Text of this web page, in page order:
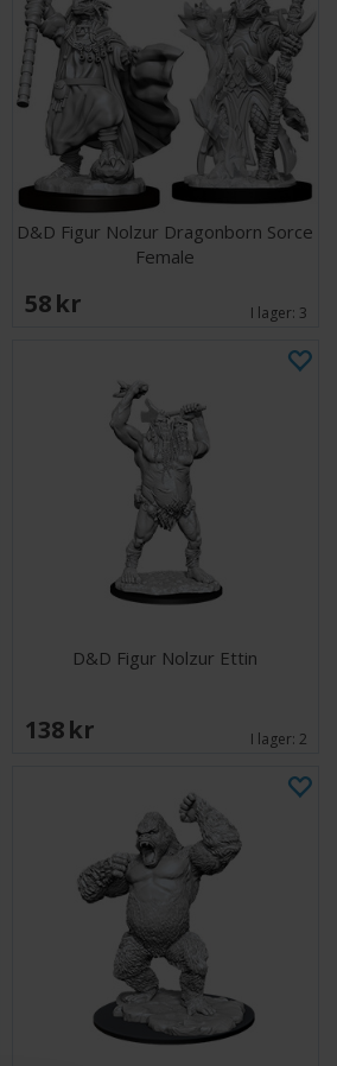
D&D Figur Nolzur Dragonborn Sorce
Female
58 SEK I lager: 3
D&D Figur Nolzur Ettin
138 SEK I lager:2